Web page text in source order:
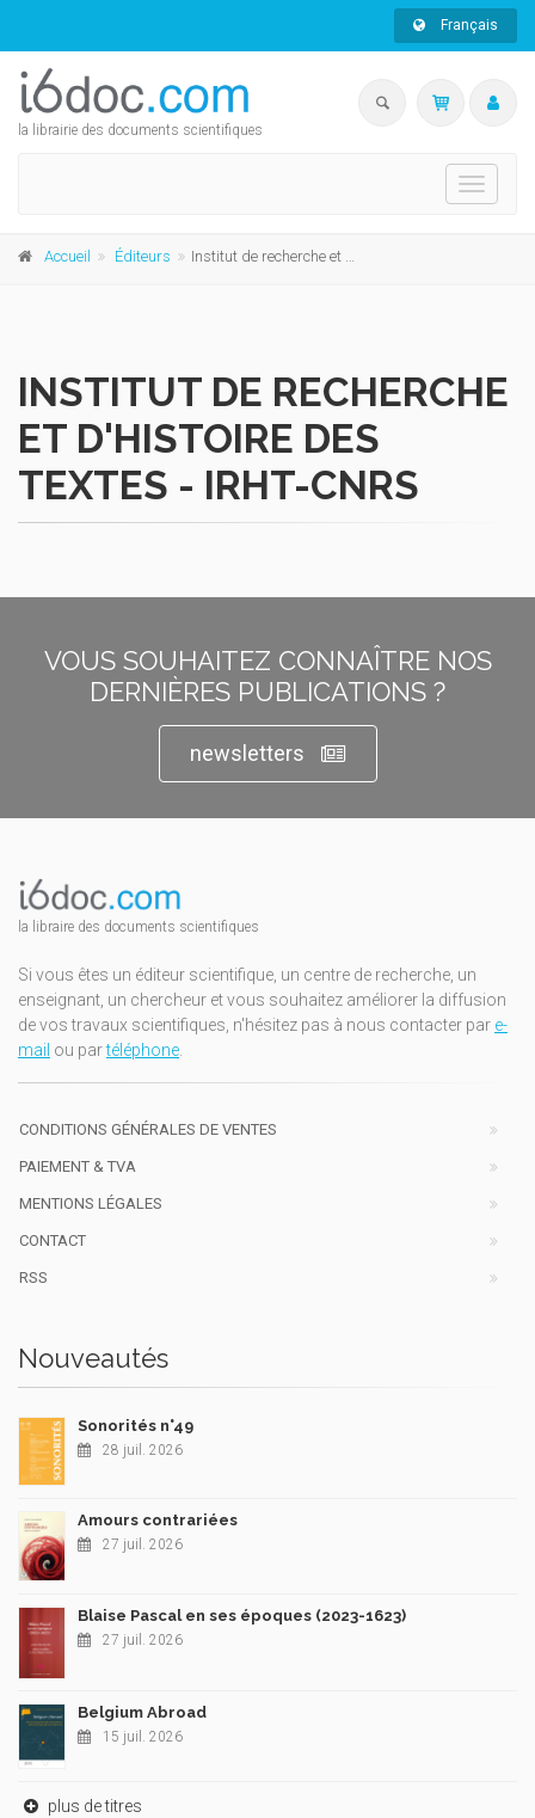
Français
la librairie des documents scientifiques
Toggle
Accueil Éditeurs Institut de recherche et d'histoire des textes - IRHT-CNRS
INSTITUT DE RECHERCHE
ET D'HISTOIRE DES
TEXTES - IRHT-CNRS
VOUS SOUHAITEZ CONNAÎTRE NOS
DERNIÈRES PUBLICATIONS ?
newsletters
la libraire des documents scientifiques
Si vous êtes un éditeur scientifique, un centre de recherche, un
enseignant, un chercheur et vous souhaitez améliorer la diffusion
de vos travaux scientifiques, n'hésitez pas à nous contacter par e-
mail ou partéléphone.
CONDITIONS GÉNÉRALES DE VENTES
PAIEMENT & TVA
MENTIONS LÉGALES
CONTACT
RSS
Nouveautés
Sonorités n°49
28 juil. 2026
Amours contrariées
27 juil. 2026
Blaise Pascal en ses époques (2023-1623)
27 juil. 2026
Belgium Abroad
15 juil. 2026
plus de titres